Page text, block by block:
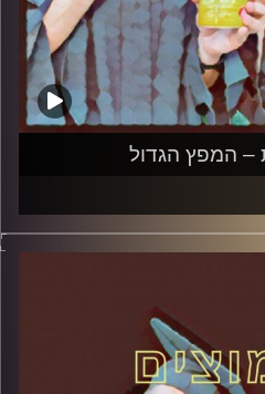
– המפץ הגדול
גלעד הירשברגר